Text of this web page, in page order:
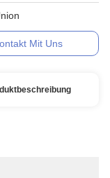
Mit Uns